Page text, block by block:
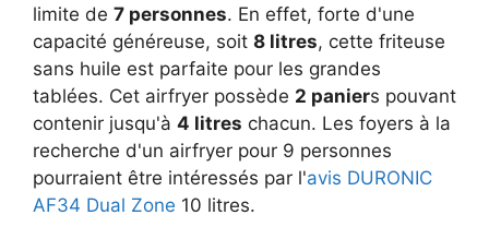
limite de 7 personnes. En effet, forte d'une
capacité généreuse, soit 8 litres, cette friteuse
sans huile est parfaite pour les grandes
tablées. Cet airfryer possède 2 paniers pouvant
contenir jusqu'à 4 litres chacun. Les foyers à la
recherche d'un airfryer pour 9 personnes
pourraient être intéressés par l'avis DURONIC
AF34 Dual Zone 10 litres.